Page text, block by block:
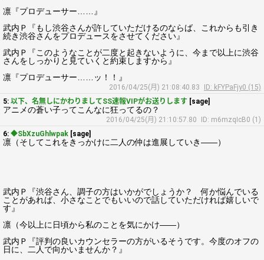
凛『プロデューサー……』
武内Ｐ『もし渋谷さんが許していただけるのならば、これからも引き
続き渋谷さんをプロデュースをさせてください』
武内Ｐ『このようなことが二度と起きないように、今まで以上に渋谷
さんをしっかりと見ていくと約束しますから』
凛『プロデューサー……ッ！！』
2016/04/25(月) 21:08:40.83
ID: kFYPaFjy0 (15)
5: 以下、名無しにかわりましてSS速報VIPがお送りします [sage]
アニメの蒼い子ってこんなに狂ってるの？
2016/04/25(月) 21:10:57.80
ID: m6mzqIcB0 (1)
6: ◆SbXzuGhlwpak [sage]
凛（そしてこれをきっかけに二人の仲は進展していき――）
武内Ｐ『渋谷さん、調子の方はいかがでしょうか？ 何か悩んでいる
ことがあれば、小さなことでもいいので話していただければ嬉しいで
す』
凛（今以上に日頃から私のことを気にかけ――）
武内Ｐ『評判の良いカウンセラーの方がいるそうです。今度のオフの
日に、二人で向かいませんか？』